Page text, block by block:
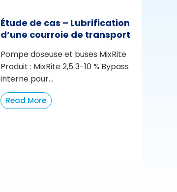
Étude de cas – Lubrification
d’une courroie de transport
Pompe doseuse et buses MixRite
Produit : MixRite 2,5 3-10 % Bypass
interne pour...
Read More